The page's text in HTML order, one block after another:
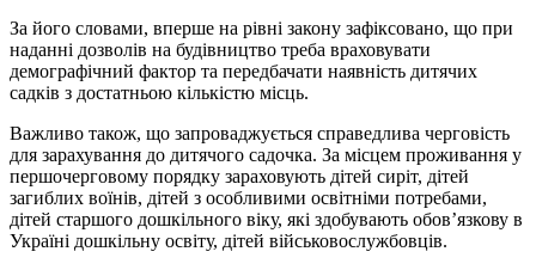
За його словами, вперше на рівні закону зафіксовано, що при
наданні дозволів на будівництво треба враховувати
демографічний фактор та передбачати наявність дитячих
садків з достатньою кількістю місць.
Важливо також, що запроваджується справедлива черговість
для зарахування до дитячого садочка. За місцем проживання у
першочерговому порядку зараховують дітей сиріт, дітей
загиблих воїнів, дітей з особливими освітніми потребами,
дітей старшого дошкільного віку, які здобувають обов’язкову в
Україні дошкільну освіту, дітей військовослужбовців.